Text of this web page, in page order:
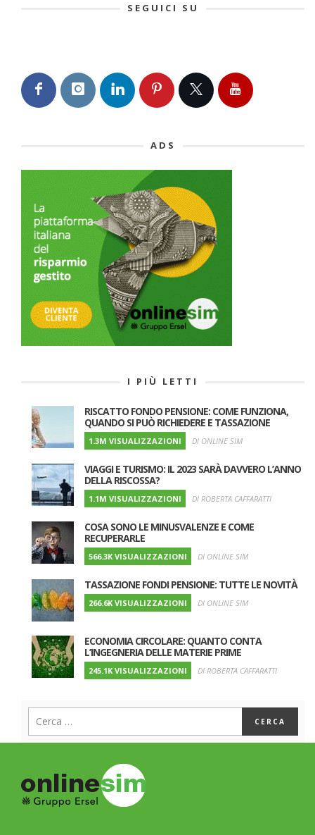
SEGUICI SU
ADS
I PIÙ LETTI
RISCATTO FONDO PENSIONE: COME FUNZIONA,
QUANDO SI PUÒ RICHIEDERE E TASSAZIONE
1.3M VISUALIZZAZIONI DI ONLINE SIM
VIAGGI E TURISMO: IL 2023 SARÀ DAVVERO L’ANNO
DELLA RISCOSSA?
1.1M VISUALIZZAZIONI DI ROBERTA CAFFARATTI
COSA SONO LE MINUSVALENZE E COME
RECUPERARLE
566.3K VISUALIZZAZIONI DI ONLINE SIM
TASSAZIONE FONDI PENSIONE: TUTTE LE NOVITÀ
266.6K VISUALIZZAZIONI DI ONLINE SIM
ECONOMIA CIRCOLARE: QUANTO CONTA
L’INGEGNERIA DELLE MATERIE PRIME
245.1K VISUALIZZAZIONI DI ROBERTA CAFFARATTI